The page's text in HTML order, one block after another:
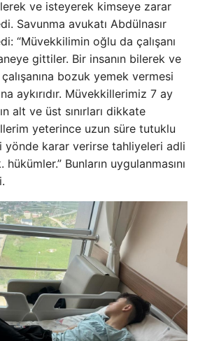
ve isteyerek kimseye zarar
Savunma avukatı Abdülnasır
“Müvekkilimin oğlu da çalışanı
gittiler. Bir insanın bilerek ve
bozuk yemek vermesi
aykırıdır. Müvekkillerimiz 7 ay
alt ve üst sınırları dikkate
yeterince uzun süre tutuklu
yönde karar verirse tahliyeleri adli
Bunların uygulanmasını